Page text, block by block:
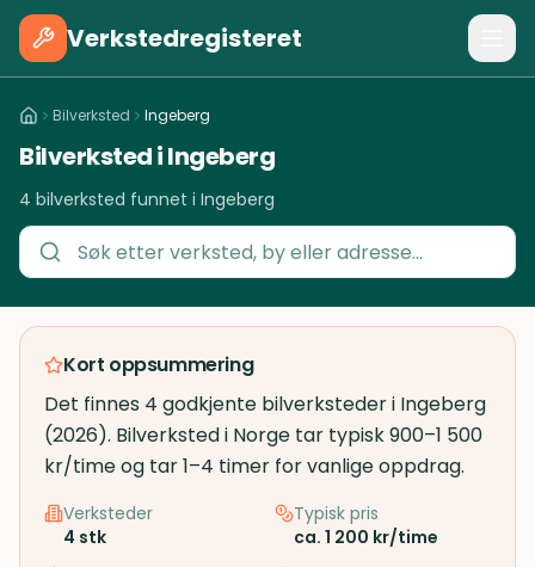
Verkstedregisteret
Bilverksted Ingeberg
Bilverksted i Ingeberg
4 bilverksted funnet i Ingeberg
Kort oppsummering
Det finnes 4 godkjente bilverksteder i Ingeberg
(2026). Bilverksted i Norge tar typisk 900–1 500
kr/time og tar 1–4 timer for vanlige oppdrag.
Verksteder
4 stk
Typisk pris
ca. 1 200 kr/time